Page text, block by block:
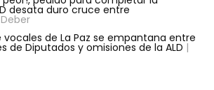
desata duro cruce entre
Deber
vocales de La Paz se empantana entre
de Diputados y omisiones de la ALD |